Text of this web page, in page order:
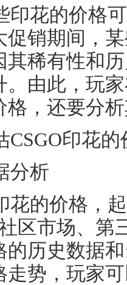
印花的价格
促销期间，
其稀有性和
。由此，玩
格，还要分
CSGO印花
分析
花的价格，
区市场、
的历史数据
走势，玩家